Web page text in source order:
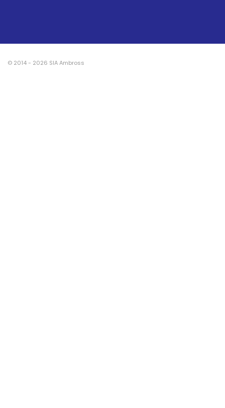
© 2014 - 2026 SIA Ambross